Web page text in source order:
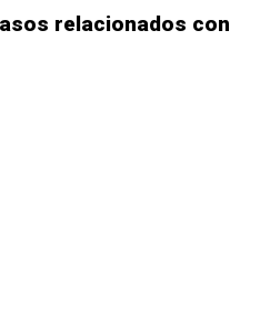
relacionados con